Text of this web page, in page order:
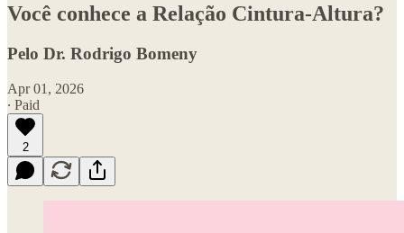
Você conhece a Relação Cintura-Altura?
Pelo Dr. Rodrigo Bomeny
Apr 01, 2026
∙ Paid
2